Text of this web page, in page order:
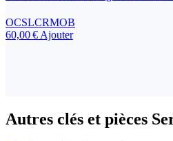
OCSLCRMOB
60,00 € Ajouter
Autres clés et pièces